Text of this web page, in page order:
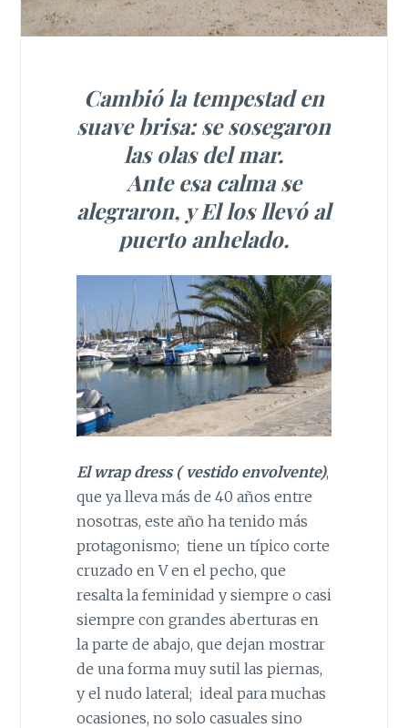
Cambió la tempestad en
suave brisa: se sosegaron
las olas del mar.
Ante esa calma se
alegraron, y El los llevó al
puerto anhelado.
El wrap dress ( vestido envolvente),
que ya lleva más de 40 años entre
nosotras, este año ha tenido más
protagonismo; tiene un típico corte
cruzado en V en el pecho, que
resalta la feminidad y siempre o casi
siempre con grandes aberturas en
la parte de abajo, que dejan mostrar
de una forma muy sutil las piernas,
y el nudo lateral; ideal para muchas
ocasiones, no solo casuales sino